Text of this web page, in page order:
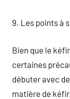
9. Les points à
Bien que le
certaines
débuter avec
matière de